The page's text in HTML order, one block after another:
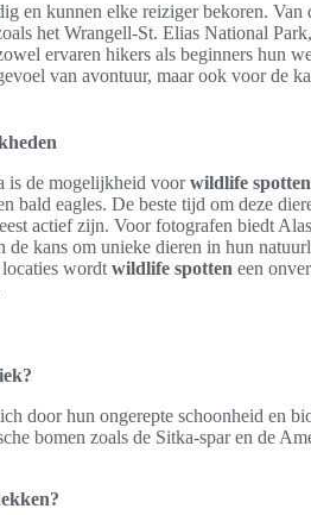
en kunnen elke reiziger bekoren.
het Wrangell-St. Elias National
ervaren hikers als beginners hun
van avontuur, maar ook voor de
is de mogelijkheid voorwildlife spotten
bald eagles. De beste tijd om deze
actief zijn. Voor fotografen biedt
de kans om unieke dieren in hun
wordt wildlife spotten een
door hun ongerepte schoonheid en
bomen zoals de Sitka-spar en de